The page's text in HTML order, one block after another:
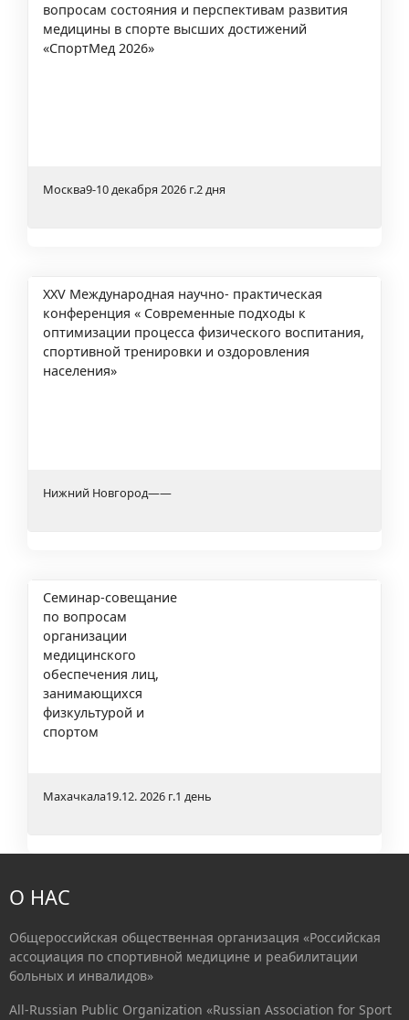
вопросам состояния и перспективам развития
медицины в спорте высших достижений
«СпортМед 2026»
Москва9-10 декабря 2026 г.2 дня
XXV Международная научно- практическая
конференция « Современные подходы к
оптимизации процесса физического воспитания,
спортивной тренировки и оздоровления
населения»
Нижний Новгород——
Семинар-совещание
по вопросам
организации
медицинского
обеспечения лиц,
занимающихся
физкультурой и
спортом
Махачкала19.12. 2026 г.1 день
О НАС
Общероссийская общественная организация «Российская
ассоциация по спортивной медицине и реабилитации
больных и инвалидов»
All-Russian Public Organization «Russian Association for Sport